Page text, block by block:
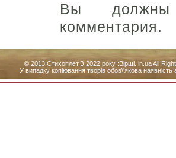
Вы
комментария.
© 2013 Стихоплет.З 2022 року :Вірші. in.ua All
У випадку копіювання творів обов\'якова наявність